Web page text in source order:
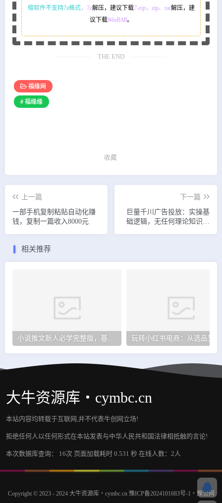
缩软件不支持7z格式，7z解压，建议下载7-zip，zip、rar解压，建
议下载WinRAR。
THE END
福缘网
# 福缘缘
收藏
上一篇
一部手机复制粘贴自动化赚
钱，复制一篇收入8000元
下一篇
巨量千川广告投放：实操基
础逻辑，无任何理论知识，
相关推荐
大牛资源库・cymbc.cn
本站内容均转载于互联网,并不代表牛创网立场!
拒绝任何人以任何形式在本站发表与中华人民共和国法律相抵触的言论!
本次数据库查询： 16次 页面加载耗时 0.531 秒 在线人数：2人
Copyright © 2023 - 2024 大牛资源库・cymbc.cn 豫ICP备2024101683号-1 ・ 豫公网